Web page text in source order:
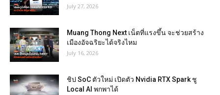
July 27, 2026
Muang Thong Next เน็ตที่แรงขึ้น จะช่วยสร้าง
เมืองอัจฉริยะได้จริงไหม
July 16, 2026
ชิป SoC ตัวใหม่ เปิดตัว Nvidia RTX Spark ชู
Local AI พกพาได้